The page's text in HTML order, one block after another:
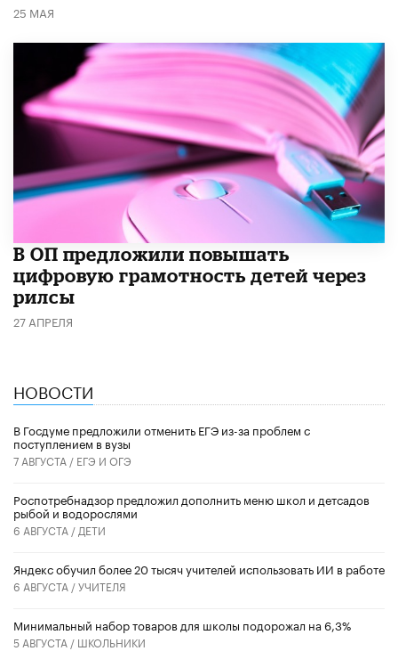
25 МАЯ
В ОП предложили повышать
цифровую грамотность детей через
рилсы
27 АПРЕЛЯ
НОВОСТИ
В Госдуме предложили отменить ЕГЭ из-за проблем с
поступлением в вузы
7 АВГУСТА / ЕГЭ И ОГЭ
Роспотребнадзор предложил дополнить меню школ и детсадов
рыбой и водорослями
6 АВГУСТА / ДЕТИ
​Яндекс обучил более 20 тысяч учителей использовать ИИ в работе
6 АВГУСТА /УЧИТЕЛЯ
Минимальный набор товаров для школы подорожал на 6,3%
5 АВГУСТА / ШКОЛЬНИКИ